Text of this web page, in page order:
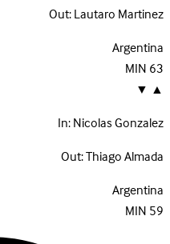
Out:Lautaro Martinez
Argentina
63
MIN
▲
▼
In:Nicolas Gonzalez
Out:Thiago Almada
Argentina
59
MIN